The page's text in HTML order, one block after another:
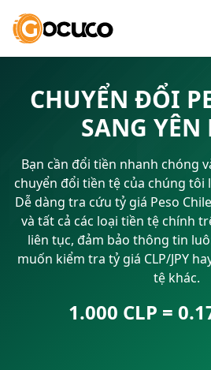
CHUYỂN ĐỔI
SANG YÊN
Bạn cần đổi tiền nhanh chóng
chuyển đổi tiền tệ của chúng tôi
Dễ dàng tra cứu tỷ giá Peso Chile
và tất cả các loại tiền tệ chính
liên tục, đảm bảo thông tin
muốn kiểm tra tỷ giá CLP/JPY
tệ khác.
1.000 CLP =